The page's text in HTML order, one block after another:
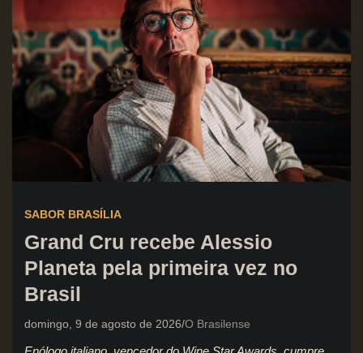
SABOR BRASÍLIA
Grand Cru recebe Alessio
Planeta pela primeira vez no
Brasil
domingo, 9 de agosto de 2026 O Brasilense